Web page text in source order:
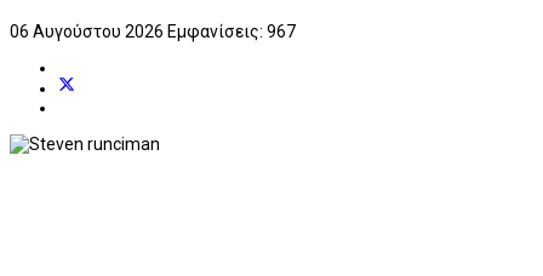
06 Αυγούστου 2026 Εμφανίσεις: 967